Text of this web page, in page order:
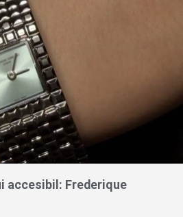
accesibil: Frederique